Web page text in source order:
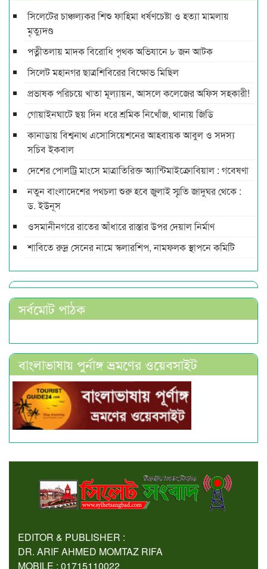
সিলেটের চাঞ্চল্যকর শিশু ফাহিমা ধর্ষণচেষ্টা ও হত্যা মামলায়
মৃত্যুদণ্ড
পত্নীতলায় মাদক বিরোধি পৃথক অভিযানে ৮ জন আটক
সিলেট মহানগর ছাত্রশিবিরের বিক্ষোভ মিছিল
প্রভাষক পরিচয়ে খাতা মূল্যায়ন, আসলে কলেজের অফিস সহকারী!
গোয়াইনঘাটে ছয় দিন ধরে শ্রমিক নিখোঁজ, থানায় জিডি
কানাডায় বিশ্বনাথ এসোসিয়েশনের আহবায়ক আবুল ও সদস্য
সচিব ইকবাল
দেশের পোলট্রি মাংসে মাত্রাতিরিক্ত অ্যান্টিমাইক্রোবিয়াল : গবেষণা
নতুন বাংলাদেশের পথচলা শুরু হবে জুলাই স্মৃতি জাদুঘর থেকে :
ড. ইউনূস
ওসমানীনগরে রাতের আঁধারে রাস্তার উপর দেয়াল নির্মাণ
শাবিতে রুদ্র সেনের নামে স্কলারশিপ, নামফলক স্থাপনে কমিটি
সর্বমোট পাঠক
বাংলাভাষায় পুর্নাঙ্গ ভ্রমণের ওয়েবসাইট
EDITOR & PUBLISHER :
DR. ARIF AHMED MOMTAZ RIFA
MOBILE : 01715110022